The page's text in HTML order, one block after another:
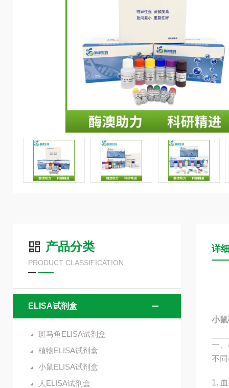
产品分类
PRODUCT CLASSIFICATION
ELISA试剂盒
斑马鱼ELISA试剂盒
植物ELISA试剂盒
小鼠ELISA试剂盒
人ELISA试剂盒
详
小
一
不
1.